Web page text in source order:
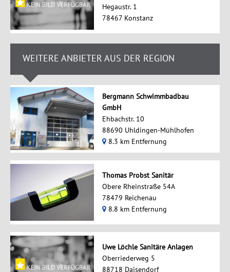
Hegaustr. 1
78467 Konstanz
WEITERE ANBIETER AUS DER REGION
Bergmann Schwimmbadbau
GmbH
Ehbachstr. 10
88690 Uhldingen-Mühlhofen
8.3 km Entfernung
Thomas Probst Sanitär
Obere Rheinstraße 54A
78479 Reichenau
8.8 km Entfernung
Uwe Löchle Sanitäre Anlagen
Oberriederweg 5
88718 Daisendorf